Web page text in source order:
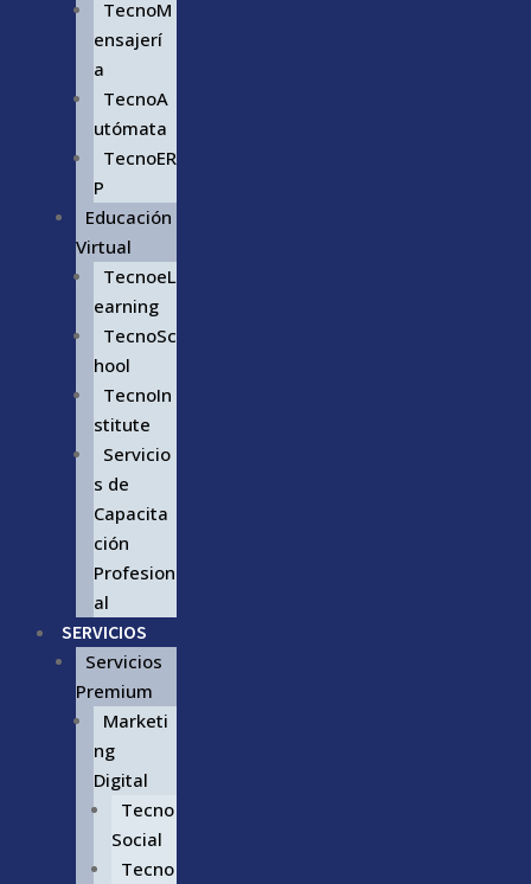
TecnoM
ensajerí
a
TecnoA
utómata
TecnoER
P
Educación
Virtual
TecnoeL
earning
TecnoSc
hool
TecnoIn
stitute
Servicio
s de
Capacita
ción
Profesion
al
SERVICIOS
Servicios
Premium
Marketi
ng
Digital
Tecno
Social
Tecno